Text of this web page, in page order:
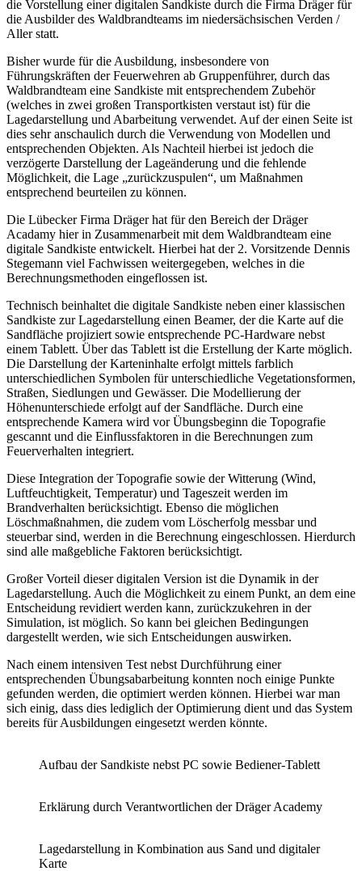
die Vorstellung einer digitalen Sandkiste durch die Firma Dräger für
die Ausbilder des Waldbrandteams im niedersächsischen Verden /
Aller statt.
Bisher wurde für die Ausbildung, insbesondere von
Führungskräften der Feuerwehren ab Gruppenführer, durch das
Waldbrandteam eine Sandkiste mit entsprechendem Zubehör
(welches in zwei großen Transportkisten verstaut ist) für die
Lagedarstellung und Abarbeitung verwendet. Auf der einen Seite ist
dies sehr anschaulich durch die Verwendung von Modellen und
entsprechenden Objekten. Als Nachteil hierbei ist jedoch die
verzögerte Darstellung der Lageänderung und die fehlende
Möglichkeit, die Lage „zurückzuspulen“, um Maßnahmen
entsprechend beurteilen zu können.
Die Lübecker Firma Dräger hat für den Bereich der Dräger
Acadamy hier in Zusammenarbeit mit dem Waldbrandteam eine
digitale Sandkiste entwickelt. Hierbei hat der 2. Vorsitzende Dennis
Stegemann viel Fachwissen weitergegeben, welches in die
Berechnungsmethoden eingeflossen ist.
Technisch beinhaltet die digitale Sandkiste neben einer klassischen
Sandkiste zur Lagedarstellung einen Beamer, der die Karte auf die
Sandfläche projiziert sowie entsprechende PC-Hardware nebst
einem Tablett. Über das Tablett ist die Erstellung der Karte möglich.
Die Darstellung der Karteninhalte erfolgt mittels farblich
unterschiedlichen Symbolen für unterschiedliche Vegetationsformen,
Straßen, Siedlungen und Gewässer. Die Modellierung der
Höhenunterschiede erfolgt auf der Sandfläche. Durch eine
entsprechende Kamera wird vor Übungsbeginn die Topografie
gescannt und die Einflussfaktoren in die Berechnungen zum
Feuerverhalten integriert.
Diese Integration der Topografie sowie der Witterung (Wind,
Luftfeuchtigkeit, Temperatur) und Tageszeit werden im
Brandverhalten berücksichtigt. Ebenso die möglichen
Löschmaßnahmen, die zudem vom Löscherfolg messbar und
steuerbar sind, werden in die Berechnung eingeschlossen. Hierdurch
sind alle maßgebliche Faktoren berücksichtigt.
Großer Vorteil dieser digitalen Version ist die Dynamik in der
Lagedarstellung. Auch die Möglichkeit zu einem Punkt, an dem eine
Entscheidung revidiert werden kann, zurückzukehren in der
Simulation, ist möglich. So kann bei gleichen Bedingungen
dargestellt werden, wie sich Entscheidungen auswirken.
Nach einem intensiven Test nebst Durchführung einer
entsprechenden Übungsabarbeitung konnten noch einige Punkte
gefunden werden, die optimiert werden können. Hierbei war man
sich einig, dass dies lediglich der Optimierung dient und das System
bereits für Ausbildungen eingesetzt werden könnte.
Aufbau der Sandkiste nebst PC sowie Bediener-Tablett
Erklärung durch Verantwortlichen der Dräger Academy
Lagedarstellung in Kombination aus Sand und digitaler
Karte